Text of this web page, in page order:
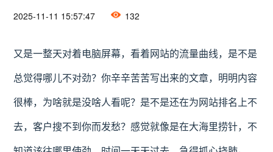
2025-11-11 15:57:47 132
又是一整天对着电脑屏幕，看着网站的流量曲线，是不是
总觉得哪儿不对劲？你辛辛苦苦写出来的文章，明明内容
很棒，为啥就是没啥人看呢？是不是还在为网站排名上不
去，客户搜不到你而发愁？感觉就像是在大海里捞针，不